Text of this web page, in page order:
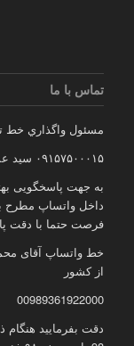
تماس با ما
مسئول واگذاري خط
۰۹۱۵۷۵۰۰۰۱۵ سید عماد محمدی
به جهت پاسخگویی
داخل واتساپ مطرح
فرصت حتما با دقت
خط واتساپ آقای
از کشور
00989361922000
دقت بفرمایید